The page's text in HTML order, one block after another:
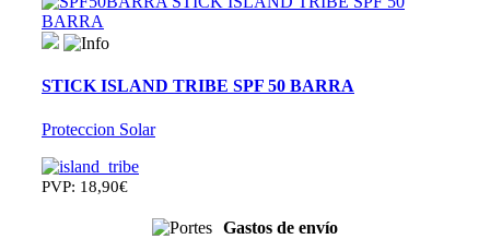
STICK ISLAND TRIBE SPF 50 BARRA
Proteccion Solar
PVP: 18,90€
Gastos de envío